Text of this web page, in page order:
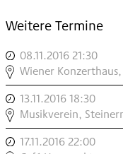
Weitere Termine
08.11.2016 21:30
SIR
HARRISON
BIRTWISTLE
IN
CONVERSATION
WITH
Wiener
13.11.2016 18:30
MDW
RAHMENHANDLUNG:
FRIEDRICH
Musikverein,
17.11.2016 22:00